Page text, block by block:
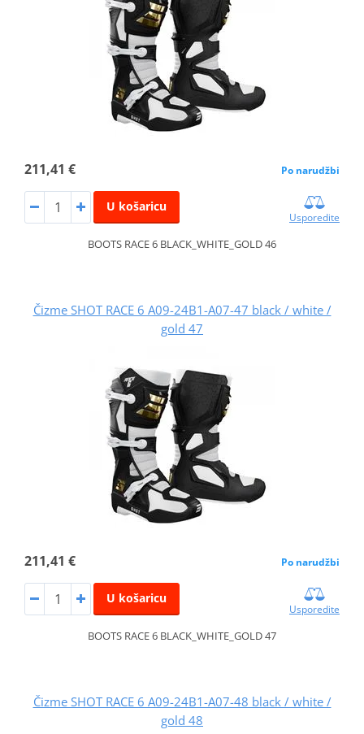
211,41 € Po narudžbi
U košaricu
Usporedite
BOOTS RACE 6 BLACK_WHITE_GOLD 46
Čizme SHOT RACE 6 A09-24B1-A07-47 black / white /
gold 47
211,41 € Po narudžbi
U košaricu
Usporedite
BOOTS RACE 6 BLACK_WHITE_GOLD 47
Čizme SHOT RACE 6 A09-24B1-A07-48 black / white /
gold 48